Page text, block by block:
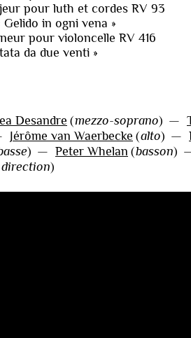
pour luth et cordes RV 93
Gelido in ogni vena »
pour violoncelle RV 416
da due venti »
Desandre (mezzo-soprano) —
Jérôme van Waerbecke (alto) —
) — Peter Whelan (basson)
)